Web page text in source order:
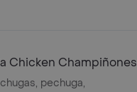
palmitos y garbanzo frito,
Chicken Champiñones
pechuga,